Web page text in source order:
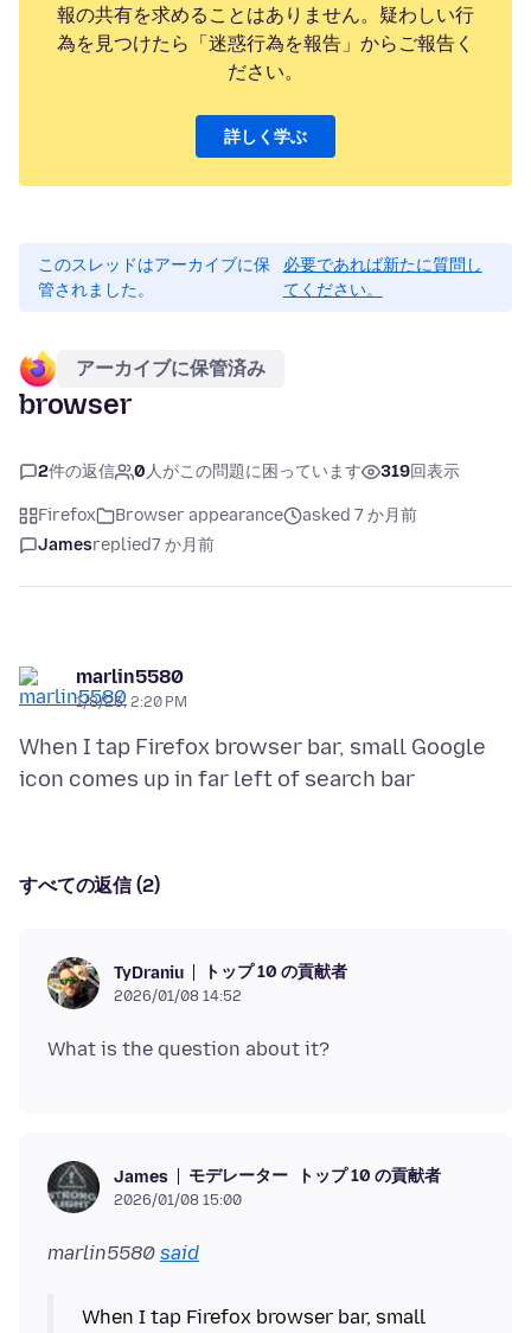
報の共有を求めることはありません。疑わしい行
為を見つけたら「迷惑行為を報告」からご報告く
ださい。
詳しく学ぶ
このスレッドはアーカイブに保
管されました。
必要であれば新たに質問し
てください。
アーカイブに保管済み
browser
2件の返信 0人がこの問題に困っています 319回表示
Firefox Browser appearance
asked 7 か月前
Jamesreplied7 か月前
marlin5580
1/8/26, 2:20 PM
When I tap Firefox browser bar, small Google
すべての返信 (2)
TyDraniu トップ 10 の貢献者
2026/01/08 14:52
James モデレーター トップ 10 の貢献者
2026/01/08 15:00
marlin5580 said
When I tap Firefox browser bar, small